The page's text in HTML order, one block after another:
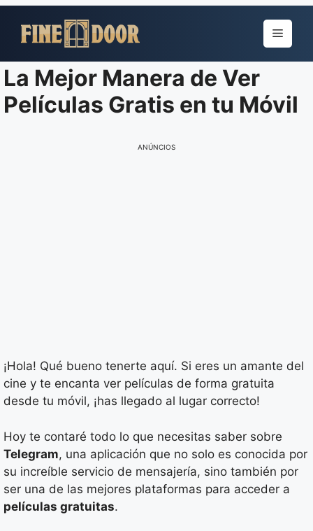
para
conteúdo
Menu
La Mejor Manera de Ver
Películas Gratis en tu Móvil
ANÚNCIOS
¡Hola! Qué bueno tenerte aquí. Si eres un amante del
cine y te encanta ver películas de forma gratuita
desde tu móvil, ¡has llegado al lugar correcto!
Hoy te contaré todo lo que necesitas saber sobre
Telegram, una aplicación que no solo es conocida por
su increíble servicio de mensajería, sino también por
ser una de las mejores plataformas para acceder a
películas gratuitas.